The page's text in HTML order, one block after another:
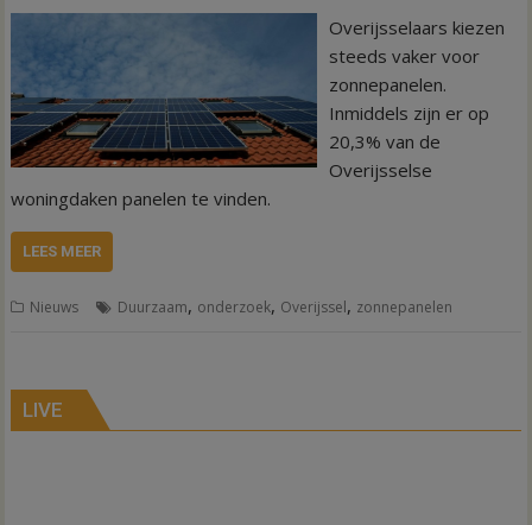
Overijsselaars kiezen
steeds vaker voor
zonnepanelen.
Inmiddels zijn er op
20,3% van de
Overijsselse
woningdaken panelen te vinden.
LEES MEER
Nieuws Duurzaam, onderzoek, Overijssel, zonnepanelen
LIVE